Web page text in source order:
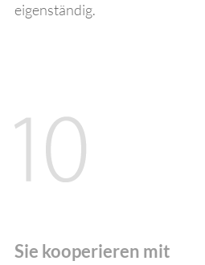
eigenständig.
Sie kooperieren mit